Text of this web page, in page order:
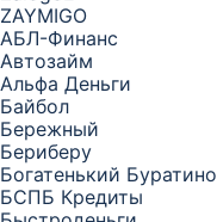
ZAYMIGO
АБЛ-Финанс
Автозайм
Альфа Деньги
Байбол
Бережный
Бериберу
Богатенький Буратино
БСПБ Кредиты